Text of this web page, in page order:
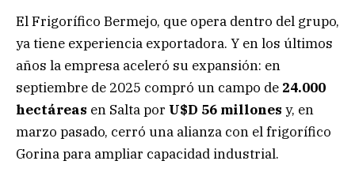
El Frigorífico Bermejo, que opera dentro del grupo,
ya tiene experiencia exportadora. Y en los últimos
años la empresa aceleró su expansión: en
septiembre de 2025 compró un campo de 24.000
hectáreas en Salta por U$D 56 millones y, en
marzo pasado, cerró una alianza con el frigorífico
Gorina para ampliar capacidad industrial.